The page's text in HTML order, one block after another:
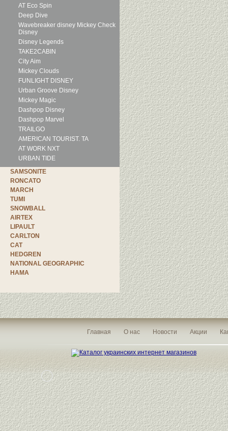
AT Eco Spin
Deep Dive
Wavebreaker disney Mickey Check
Disney
Disney Legends
TAKE2CABIN
City Aim
Mickey Clouds
FUNLIGHT DISNEY
Urban Groove Disney
Mickey Magic
Dashpop Disney
Dashpop Marvel
TRAILGO
AMERICAN TOURIST. TA
AT WORK NXT
URBAN TIDE
SAMSONITE
RONCATO
MARCH
TUMI
SNOWBALL
AIRTEX
LIPAULT
CARLTON
CAT
HEDGREN
NATIONAL GEOGRAPHIC
HAMA
Главная О нас Новости Акции